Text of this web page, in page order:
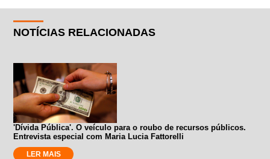
NOTÍCIAS RELACIONADAS
'Dívida Pública'. O veículo para o roubo de recursos públicos.
Entrevista especial com Maria Lucia Fattorelli
LER MAIS